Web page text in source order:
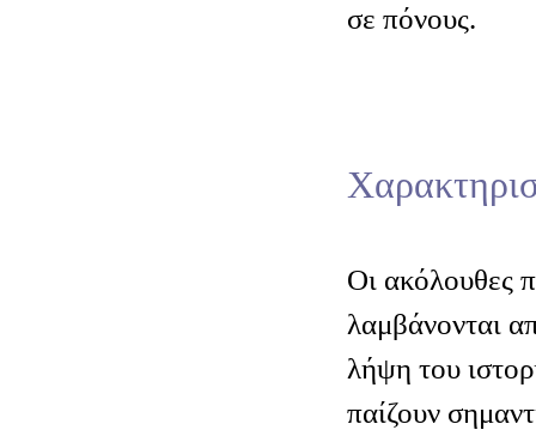
σε πόνους.
Οι ακόλουθες
λαμβάνονται
λήψη του
παίζουν